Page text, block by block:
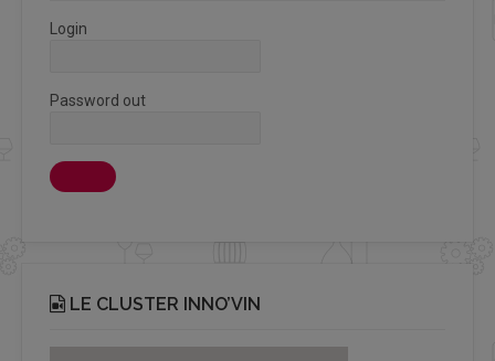
Login
Password out
LE CLUSTER INNO’VIN